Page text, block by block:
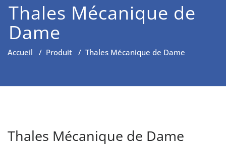
Thales Mécanique de
Dame
Accueil / Produit / Thales Mécanique de Dame
Thales Mécanique de Dame